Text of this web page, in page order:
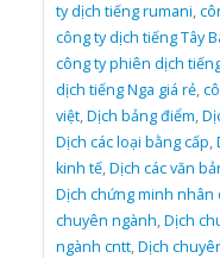
ty dịch tiếng rumani,
công ty dịch tiếng Tây
công ty phiên dịch
dịch tiếng Nga giá rẻ,
việt,Dịch bảng điểm,
Dịch các loại bằng cấp,
kinh tế,Dịch các văn
Dịch chứng minh nhân
chuyên ngành,Dịch
ngành cntt,Dịch